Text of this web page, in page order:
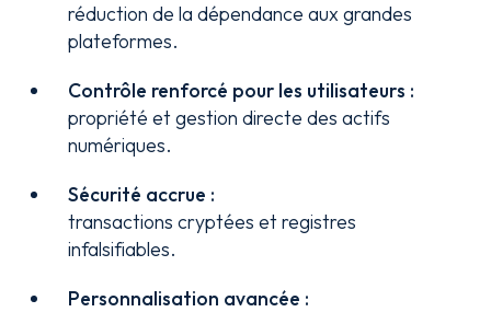
réduction de la dépendance aux grandes
plateformes.
Contrôle renforcé pour les utilisateurs :
propriété et gestion directe des actifs
numériques.
Sécurité accrue :
transactions cryptées et registres
infalsifiables.
Personnalisation avancée :